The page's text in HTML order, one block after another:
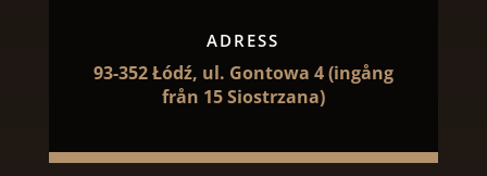
ADRESS
93-352 Łódź, ul. Gontowa 4 (ingång
från 15 Siostrzana)